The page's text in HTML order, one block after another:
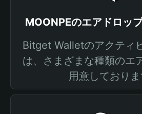
MOONPEのエアドロッ
Bitget Walletのアクティ
は、さまざまな種類のエ
用意しておりま